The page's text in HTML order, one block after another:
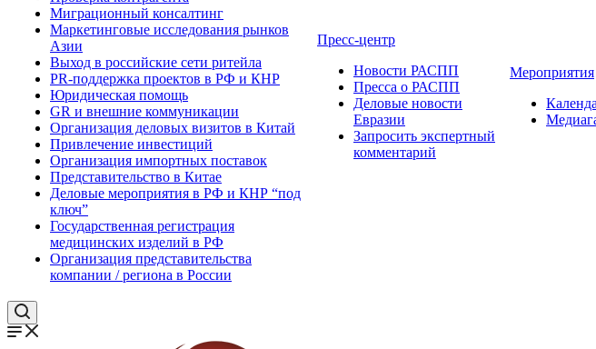
Миграционный консалтинг
Маркетинговые исследования рынков
Азии
Выход в российские сети ритейла
PR-поддержка проектов в РФ и КНР
Юридическая помощь
GR и внешние коммуникации
Организация деловых визитов в Китай
Привлечение инвестиций
Организация импортных поставок
Представительство в Китае
Деловые мероприятия в РФ и КНР “под
ключ”
Государственная регистрация
медицинских изделий в РФ
Организация представительства
компании / региона в России
Пресс-центр
Новости РАСПП
Пресса о РАСПП
Деловые новости
Евразии
Запросить экспертный
комментарий
Мероприятия